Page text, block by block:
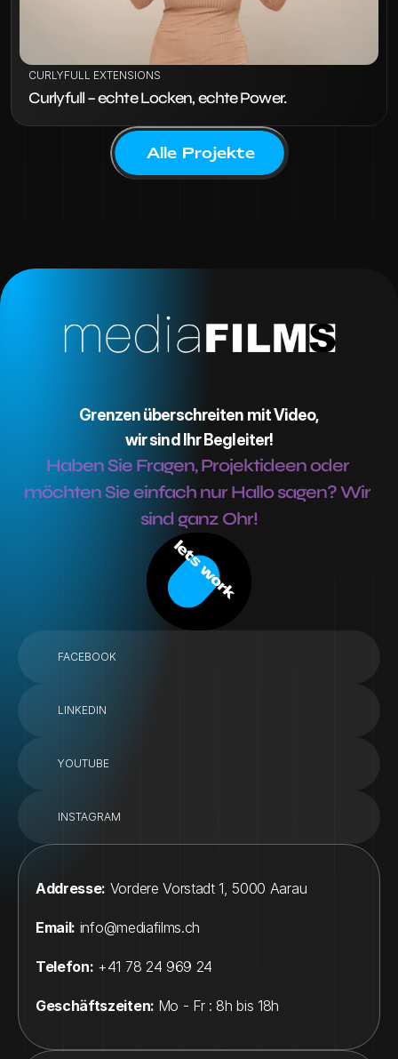
CURLYFULL EXTENSIONS
Curlyfull – echte Locken, echte Power.
Alle Projekte
Grenzen überschreiten mit Video,
wir sind Ihr Begleiter!
Haben Sie Fragen, Projektideen oder
möchten Sie einfach nur Hallo sagen? Wir
sind ganz Ohr!
lets work
Addresse: Vordere Vorstadt 1, 5000 Aarau
Email: info@mediafilms.ch
Telefon: +41 78 24 969 24
Geschäftszeiten: Mo - Fr : 8h bis 18h
FACEBOOK
LINKEDIN
YOUTUBE
INSTAGRAM